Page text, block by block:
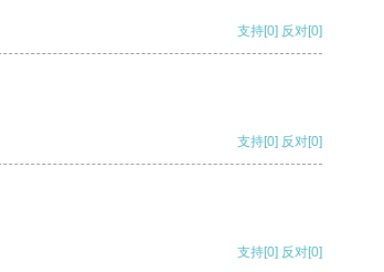
支持[0] 反对[0]
支持[0] 反对[0]
支持[0] 反对[0]